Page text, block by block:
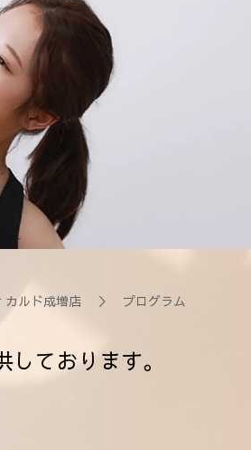
カルド成増店 ＞ プログラム
ております。